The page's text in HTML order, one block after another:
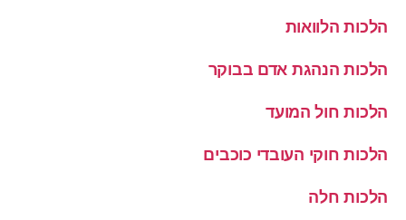
הלכות הלוואות
הלכות הנהגת אדם בבוקר
הלכות חול המועד
הלכות חוקי העובדי כוכבים
הלכות חלה